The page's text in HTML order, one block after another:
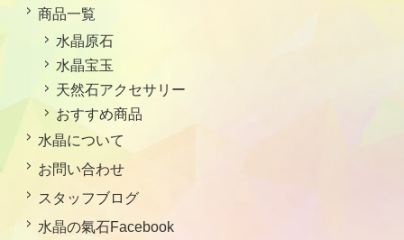
商品一覧
水晶原石
水晶宝玉
天然石アクセサリー
おすすめ商品
水晶について
お問い合わせ
スタッフブログ
水晶の氣石Facebook